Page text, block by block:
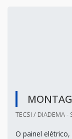
TECSI / DIADEMA -
O painel